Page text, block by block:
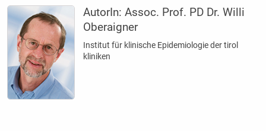
AutorIn:Assoc. Prof. PD Dr. Willi
Oberaigner
Institut für klinische Epidemiologie der tirol
kliniken